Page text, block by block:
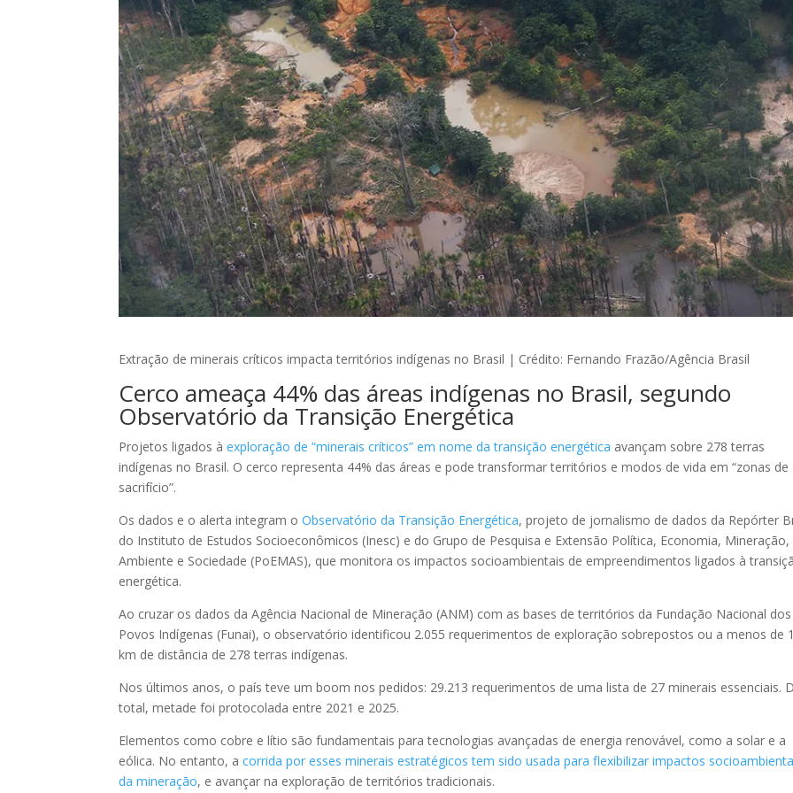
Extração de minerais críticos impacta territórios indígenas no Brasil | Crédito: Fernando Frazão/Agência Brasil
Cerco ameaça 44% das áreas indígenas no Brasil, segundo
Observatório da Transição Energética
Projetos ligados àexploração de “minerais críticos” em nome da transição energética avançam sobre 278 terras
indígenas no Brasil. O cerco representa 44% das áreas e pode transformar territórios e modos de vida em “zonas de
sacrifício”.
Os dados e o alerta integram oObservatório da Transição Energética, projeto de jornalismo de dados da Repórter
do Instituto de Estudos Socioeconômicos (Inesc) e do Grupo de Pesquisa e Extensão Política, Economia, Mineração,
Ambiente e Sociedade (PoEMAS), que monitora os impactos socioambientais de empreendimentos ligados à
energética.
Ao cruzar os dados da Agência Nacional de Mineração (ANM) com as bases de territórios da Fundação Nacional dos
Povos Indígenas (Funai), o observatório identificou 2.055 requerimentos de exploração sobrepostos ou a menos de
km de distância de 278 terras indígenas.
Nos últimos anos, o país teve um boom nos pedidos: 29.213 requerimentos de uma lista de 27 minerais essenciais.
total, metade foi protocolada entre 2021 e 2025.
Elementos como cobre e lítio são fundamentais para tecnologias avançadas de energia renovável, como a solar e a
eólica. No entanto, acorrida por esses minerais estratégicos tem sido usada para flexibilizar impactos
da mineração, e avançar na exploração de territórios tradicionais.